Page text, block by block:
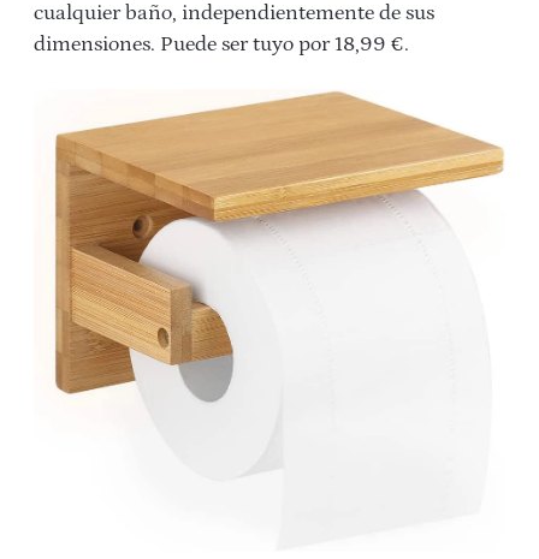
cualquier baño, independientemente de sus
dimensiones. Puede ser tuyo por 18,99 €.